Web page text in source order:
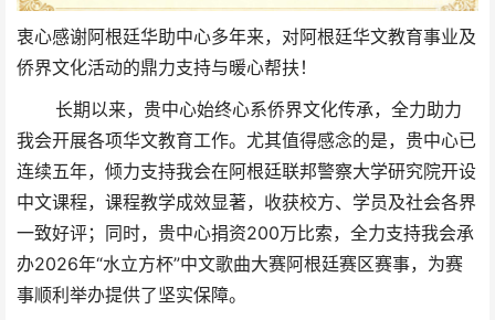
衷心感谢阿根廷华助中心多年来，对阿根廷华文教育事业及
侨界文化活动的鼎力支持与暖心帮扶！
长期以来，贵中心始终心系侨界文化传承，全力助力
我会开展各项华文教育工作。尤其值得感念的是，贵中心已
连续五年，倾力支持我会在阿根廷联邦警察大学研究院开设
中文课程，课程教学成效显著，收获校方、学员及社会各界
一致好评；同时，贵中心捐资200万比索，全力支持我会承
办2026年“水立方杯”中文歌曲大赛阿根廷赛区赛事，为赛
事顺利举办提供了坚实保障。